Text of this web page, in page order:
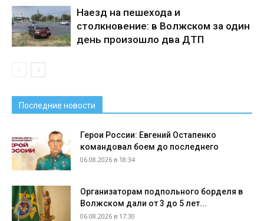
Наезд на пешехода и
столкновение: в Волжском за один
день произошло два ДТП
Последние новости
Герои России: Евгений Остапенко
командовал боем до последнего
06.08.2026 в 18:34
Организаторам подпольного борделя в
Волжском дали от 3 до 5 лет...
06.08.2026 в 17:30